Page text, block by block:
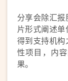
分享会除汇
片形式阐述
得到支持机
性项目，内
果。